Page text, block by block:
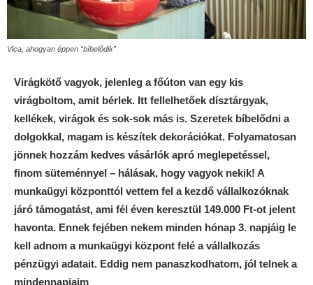
Vica, ahogyan éppen “bíbelődik”
Virágkötő vagyok, jelenleg a főúton van egy kis
virágboltom, amit bérlek. Itt fellelhetőek dísztárgyak,
kellékek, virágok és sok-sok más is. Szeretek bíbelődni a
dolgokkal, magam is készítek dekorációkat. Folyamatosan
jönnek hozzám kedves vásárlók apró meglepetéssel,
finom süteménnyel – hálásak, hogy vagyok nekik! A
munkaügyi központtól vettem fel a kezdő vállalkozóknak
járó támogatást, ami fél éven keresztül 149.000 Ft-ot jelent
havonta. Ennek fejében nekem minden hónap 3. napjáig le
kell adnom a munkaügyi központ felé a vállalkozás
pénzügyi adatait. Eddig nem panaszkodhatom, jól telnek a
mindennapjaim